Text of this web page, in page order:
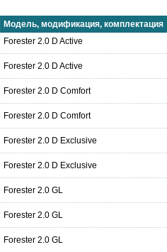
Модель, модификация, комплектация
Forester 2.0 D Active
Forester 2.0 D Active
Forester 2.0 D Comfort
Forester 2.0 D Comfort
Forester 2.0 D Exclusive
Forester 2.0 D Exclusive
Forester 2.0 GL
Forester 2.0 GL
Forester 2.0 GL